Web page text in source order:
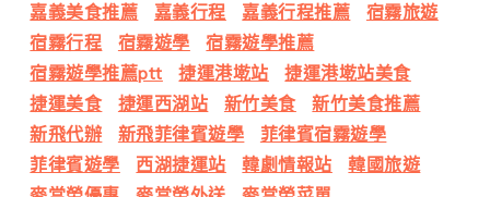
嘉義美食推薦
嘉義行程 嘉義行程推薦
宿霧旅遊
宿霧行程
宿霧遊學
宿霧遊學推薦
宿霧遊學推薦ptt
捷運港墘站
捷運港墘站美食
捷運美食
捷運西湖站 新竹美食
新竹美食推薦
新飛代辦
新飛菲律賓遊學
菲律賓宿霧遊學
菲律賓遊學
西湖捷運站 韓劇情報站
韓國旅遊